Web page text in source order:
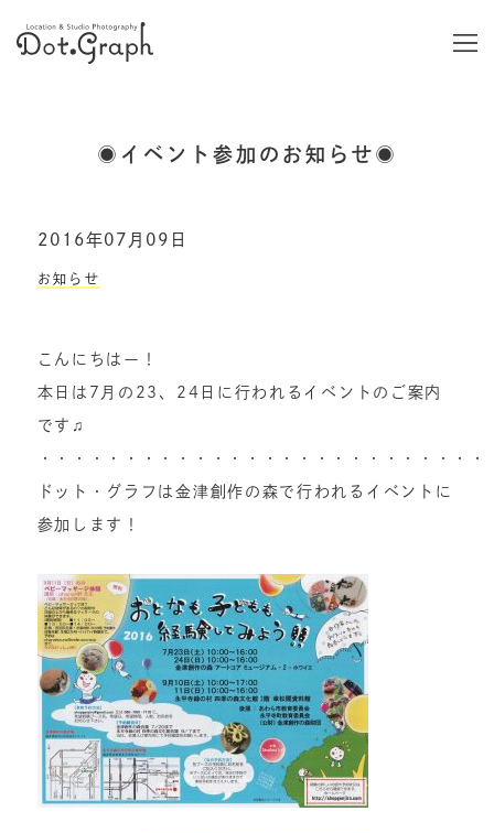
◉イベント参加のお知らせ◉
2016年07月09日
お知らせ
こんにちはー！
本日は7月の23、24日に行われるイベントのご案内
です♫
・・・・・・・・・・・・・・・・・・・・・・・・・・
ドット・グラフは金津創作の森で行われるイベントに
参加します！